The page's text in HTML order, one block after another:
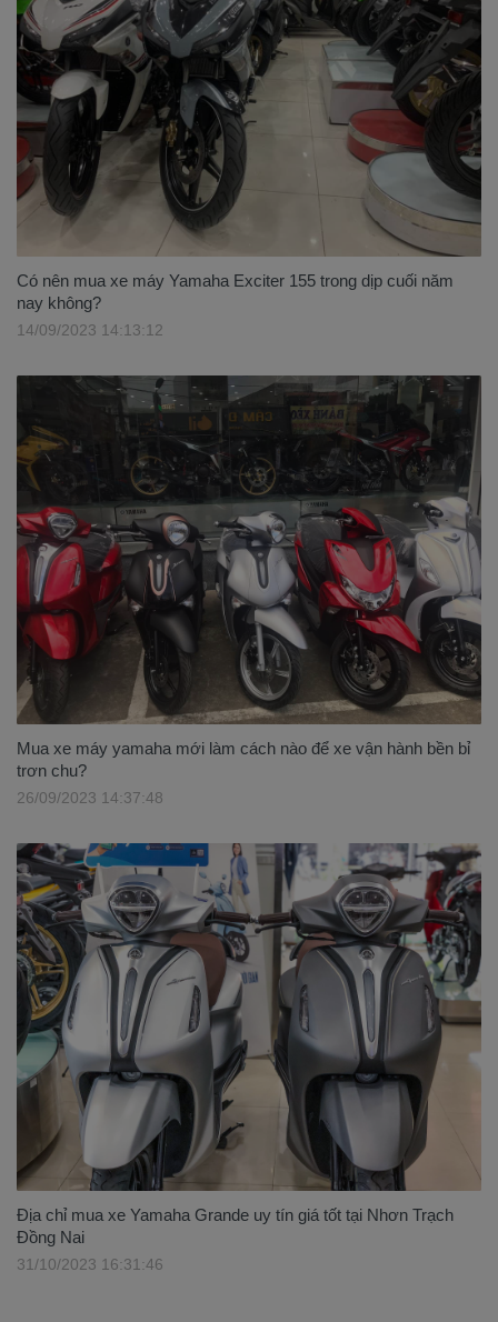
Có nên mua xe máy Yamaha Exciter 155 trong dịp cuối năm
nay không?
14/09/2023 14:13:12
Mua xe máy yamaha mới làm cách nào để xe vận hành bền bỉ
trơn chu?
26/09/2023 14:37:48
Địa chỉ mua xe Yamaha Grande uy tín giá tốt tại Nhơn Trạch
Đồng Nai
31/10/2023 16:31:46